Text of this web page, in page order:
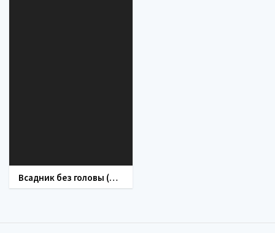
Всадник без головы (фильм 1973)